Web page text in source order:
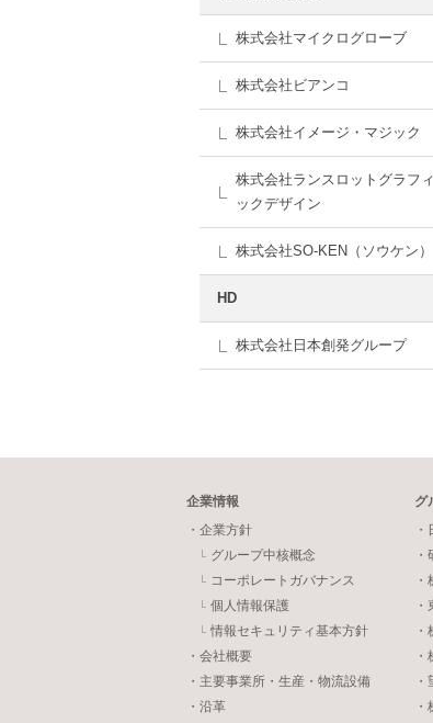
株式会社マイクログローブ
株式会社ビアンコ
株式会社イメージ・マジック
株式会社ランスロットグラフィ
ックデザイン
株式会社SO-KEN（ソウケン）
HD
株式会社日本創発グループ
企業情報
・企業方針
グループ中核概念
コーポレートガバナンス
個人情報保護
情報セキュリティ基本方針
・会社概要
・主要事業所・生産・物流設備
・沿革
グ